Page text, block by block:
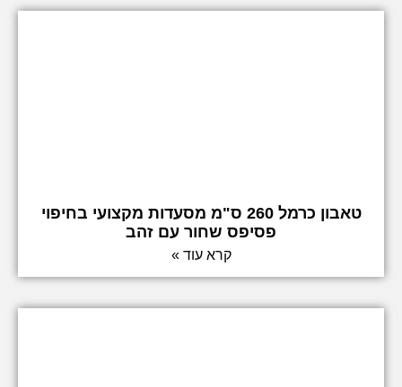
טאבון כרמל 260 ס"מ מסעדות מקצועי בחיפוי
פסיפס שחור עם זהב
קרא עוד »